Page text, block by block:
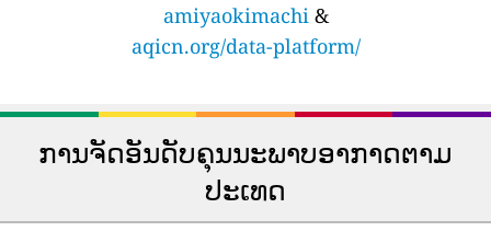
amiyaokimachi&
aqicn.org/data-platform/
ການຈັດອັນດັບຄຸນນະພາບອາກາດຕາມ
ປະເທດ